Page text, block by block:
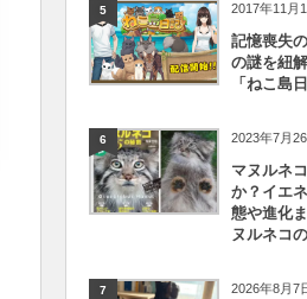
5 2017年11月
記憶喪失
の謎を紐
「ねこ島
6 2023年7月
マヌルネ
か？イエ
態や進化
ヌルネコ
7 2026年8月7